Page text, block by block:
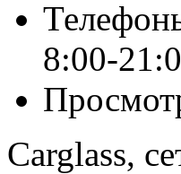
8:00-
Carglass,